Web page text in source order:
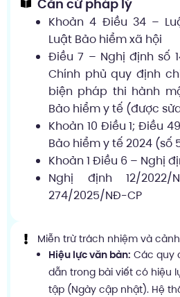
Căn cứ pháp lý
Khoản 4 Điều 34 –
Luật Bảo hiểm xã hội
Điều 7 – Nghị định số
Chính phủ quy định
biện pháp thi hành
Bảo hiểm y tế (được
Khoản 10 Điều 1; Điều
Bảo hiểm y tế 2024 (số
Khoản 1 Điều 6 – Nghị
Nghị định 12/2022/
274/2025/NĐ-CP
Miễn trừ trách nhiệm và
Hiệu lực văn bản: Các quy
dẫn trong bài viết có hiệu
tập (Ngày cập nhật). Hệ